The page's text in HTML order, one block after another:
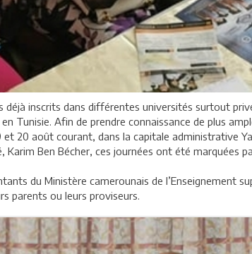
inscrits dans différentes universités surtout
Tunisie. Afin de prendre connaissance de plus
et 20 août courant, dans la capitale administrative
Karim Ben Bécher, ces journées ont été marquées
du Ministère camerounais de l’Enseignement
parents ou leurs proviseurs.